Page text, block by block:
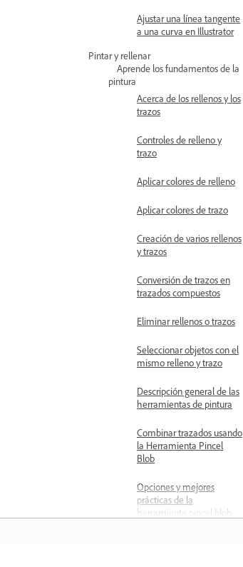
Ajustar una línea tangente
a una curva en Illustrator
Pintar y rellenar
Aprende los fundamentos de la
pintura
Acerca de los rellenos y los
trazos
Controles de relleno y
trazo
Aplicar colores de relleno
Aplicar colores de trazo
Creación de varios rellenos
y trazos
Conversión de trazos en
trazados compuestos
Eliminar rellenos o trazos
Seleccionar objetos con el
mismo relleno y trazo
Descripción general de las
herramientas de pintura
Combinar trazados usando
la Herramienta Pincel
Blob
Opciones y mejores
prácticas de la
herramienta pincel blob